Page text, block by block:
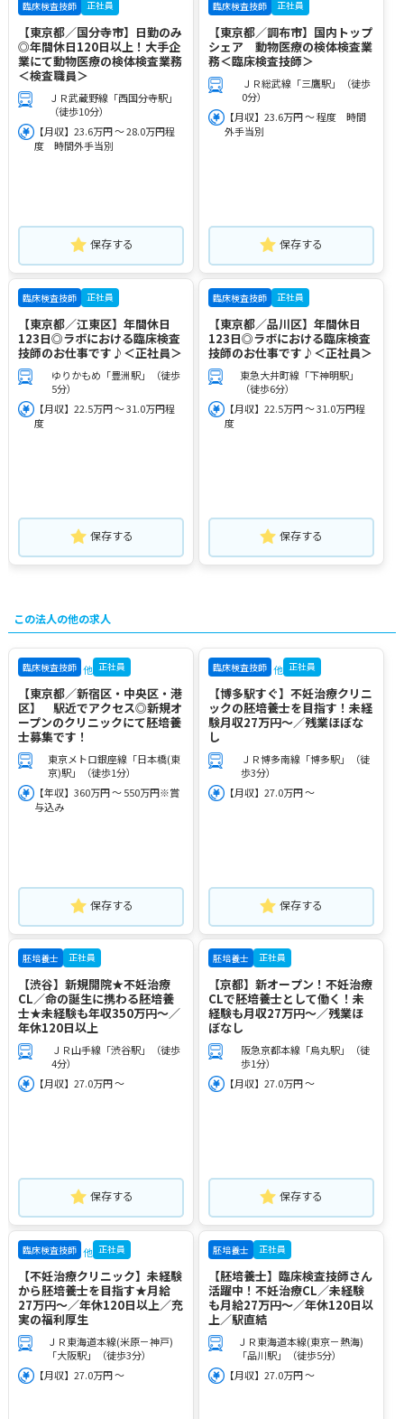
臨床検査技師 正社員
【東京都／国分寺市】日勤のみ
◎年間休日120日以上！大手企
業にて動物医療の検体検査業務
＜検査職員＞
ＪＲ武蔵野線「西国分寺駅」
（徒歩10分）
【月収】23.6万円 ～ 28.0万円程
度 時間外手当別
保存する
臨床検査技師 正社員
【東京都／調布市】国内トップ
シェア 動物医療の検体検査業
務＜臨床検査技師＞
ＪＲ総武線「三鷹駅」（徒歩
0分）
【月収】23.6万円 ～ 程度 時間
外手当別
保存する
臨床検査技師 正社員
【東京都／江東区】年間休日
123日◎ラボにおける臨床検査
技師のお仕事です♪＜正社員＞
ゆりかもめ「豊洲駅」（徒歩
5分）
【月収】22.5万円 ～ 31.0万円程
度
保存する
臨床検査技師 正社員
【東京都／品川区】年間休日
123日◎ラボにおける臨床検査
技師のお仕事です♪＜正社員＞
東急大井町線「下神明駅」
（徒歩6分）
【月収】22.5万円 ～ 31.0万円程
度
保存する
この法人の他の求人
臨床検査技師 他 正社員
【東京都／新宿区・中央区・港
区】 駅近でアクセス◎新規オ
ープンのクリニックにて胚培養
士募集です！
東京メトロ銀座線「日本橋(東
京)駅」（徒歩1分）
【年収】360万円 ～ 550万円※賞
与込み
保存する
臨床検査技師 他 正社員
【博多駅すぐ】不妊治療クリニ
ックの胚培養士を目指す！未経
験月収27万円～／残業ほぼな
し
ＪＲ博多南線「博多駅」（徒
歩3分）
【月収】27.0万円 ～
保存する
胚培養士 正社員
【渋谷】新規開院★不妊治療
CL／命の誕生に携わる胚培養
士★未経験も年収350万円～／
年休120日以上
ＪＲ山手線「渋谷駅」（徒歩
4分）
【月収】27.0万円 ～
保存する
胚培養士 正社員
【京都】新オープン！不妊治療
CLで胚培養士として働く！未
経験も月収27万円～／残業ほ
ぼなし
阪急京都本線「烏丸駅」（徒
歩1分）
【月収】27.0万円 ～
保存する
臨床検査技師 他 正社員
【不妊治療クリニック】未経験
から胚培養士を目指す★月給
27万円～／年休120日以上／充
実の福利厚生
ＪＲ東海道本線(米原－神戸)
「大阪駅」（徒歩3分）
【月収】27.0万円 ～
胚培養士 正社員
【胚培養士】臨床検査技師さん
活躍中！不妊治療CL／未経験
も月給27万円～／年休120日以
上／駅直結
ＪＲ東海道本線(東京－熱海)
「品川駅」（徒歩5分）
【月収】27.0万円 ～